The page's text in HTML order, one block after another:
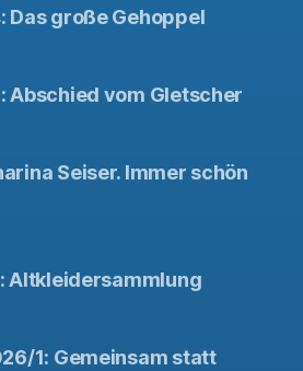
Das große Gehoppel
Abschied vom Gletscher
Seiser. Immer schön
Altkleidersammlung
1: Gemeinsam statt